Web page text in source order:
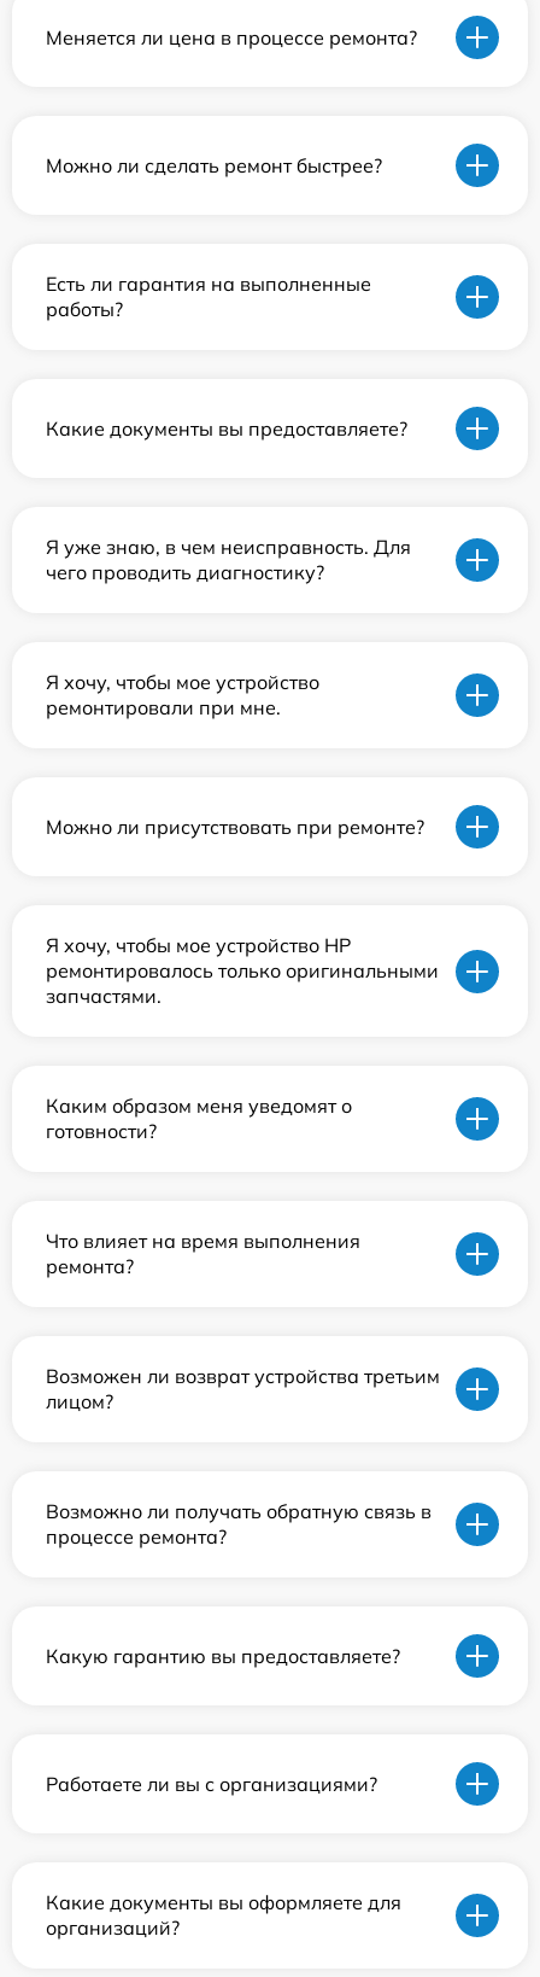
Меняется ли цена в процессе ремонта?
Можно ли сделать ремонт быстрее?
Есть ли гарантия на выполненные
работы?
Какие документы вы предоставляете?
Я уже знаю, в чем неисправность. Для
чего проводить диагностику?
Я хочу, чтобы мое устройство
ремонтировали при мне.
Можно ли присутствовать при ремонте?
Я хочу, чтобы мое устройство HP
ремонтировалось только оригинальными
запчастями.
Каким образом меня уведомят о
готовности?
Что влияет на время выполнения
ремонта?
Возможен ли возврат устройства третьим
лицом?
Возможно ли получать обратную связь в
процессе ремонта?
Какую гарантию вы предоставляете?
Работаете ли вы с организациями?
Какие документы вы оформляете для
организаций?